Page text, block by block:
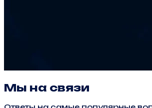
Мы на связи